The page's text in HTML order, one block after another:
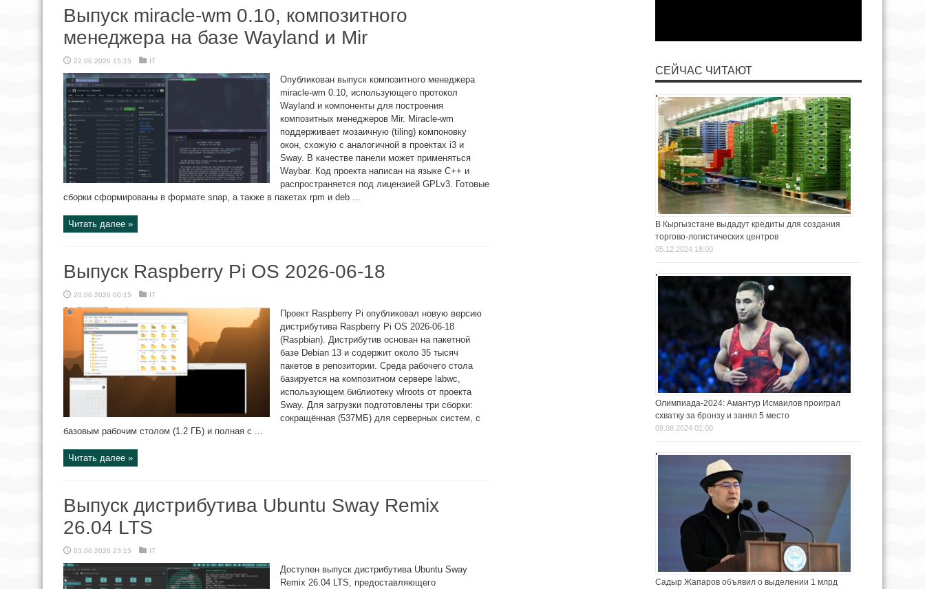
Выпуск miracle-wm 0.10, композитного
менеджера на базе Wayland и Mir
22.06.2026 15:15 IT
Опубликован выпуск композитного менеджера
miracle-wm 0.10, использующего протокол
Wayland и компоненты для построения
композитных менеджеров Mir. Miracle-wm
поддерживает мозаичную (tiling) компоновку
окон, схожую с аналогичной в проектах i3 и
Sway. В качестве панели может применяться
Waybar. Код проекта написан на языке C++ и
распространяется под лицензией GPLv3. Готовые
сборки сформированы в формате snap, а также в пакетах rpm и deb ...
Читать далее »
Выпуск Raspberry Pi OS 2026-06-18
20.06.2026 00:15 IT
Проект Raspberry Pi опубликовал новую версию
дистрибутива Raspberry Pi OS 2026-06-18
(Raspbian). Дистрибутив основан на пакетной
базе Debian 13 и содержит около 35 тысяч
пакетов в репозитории. Среда рабочего стола
базируется на композитном сервере labwc,
использующем библиотеку wlroots от проекта
Sway. Для загрузки подготовлены три сборки:
сокращённая (537МБ) для серверных систем, с
базовым рабочим столом (1.2 ГБ) и полная с ...
Читать далее »
Выпуск дистрибутива Ubuntu Sway Remix
26.04 LTS
03.06.2026 23:15 IT
Доступен выпуск дистрибутива Ubuntu Sway
Remix 26.04 LTS, предоставляющего
СЕЙЧАС ЧИТАЮТ
В Кыргызстане выдадут кредиты для создания
торгово-логистических центров
05.12.2024 18:00
Олимпиада-2024: Амантур Исмаилов проиграл
схватку за бронзу и занял 5 место
09.08.2024 01:00
Садыр Жапаров объявил о выделении 1 млрд